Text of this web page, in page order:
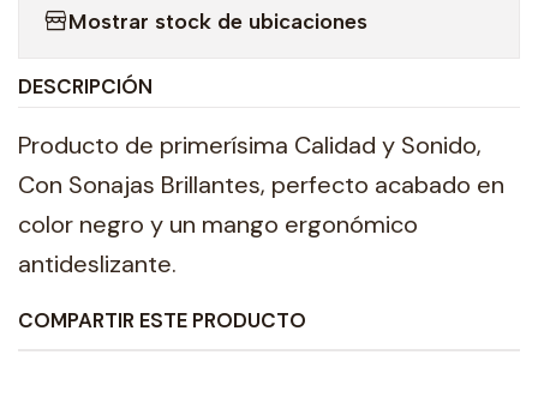
Mostrar stock de ubicaciones
DESCRIPCIÓN
Producto de primerísima Calidad y Sonido,
Con Sonajas Brillantes, perfecto acabado en
color negro y un mango ergonómico
antideslizante.
COMPARTIR ESTE PRODUCTO